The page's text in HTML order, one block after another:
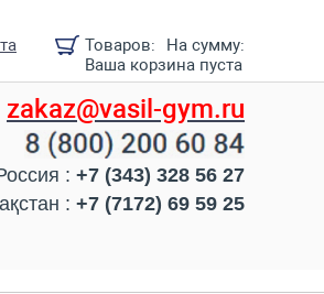
Товаров:
На сумму:
Ваша корзина пуста
zakaz@vasil-gym.ru
: +7 (343) 328 56 27
: +7 (7172) 69 59 25